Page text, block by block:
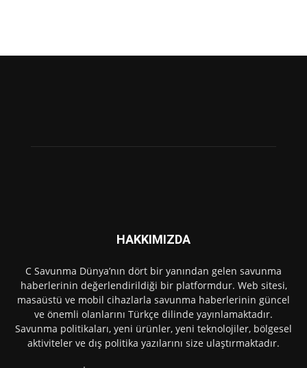
HAKKIMIZDA
C Savunma Dünya’nın dört bir yanından gelen savunma
haberlerinin değerlendirildiği bir platformdur. Web sitesi,
masaüstü ve mobil cihazlarla savunma haberlerinin güncel
ve önemli olanlarını Türkçe dilinde yayınlamaktadır.
Savunma politikaları, yeni ürünler, yeni teknolojiler, bölgesel
aktiviteler ve dış politika yazılarını size ulaştırmaktadır.